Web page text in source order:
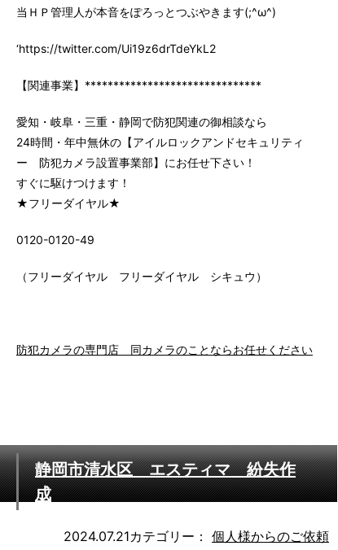
当ＨＰ管理人が本音をぽろっとつぶやきます(;^ω^)
‘https://twitter.com/Ui19z6drTdeYkL2
【関連事業】*******************************
愛知・岐阜・三重・静岡で防犯関連の御相談なら
24時間・年中無休の【アイルロックアンドセキュリティ
ー 防犯カメラ設置事業部】にお任せ下さい！
すぐに駆けつけます！
★フリーダイヤル★
0120-0120-49
（フリーダイヤル フリーダイヤル シキュウ）
防犯カメラの専門店 同カメラのことならお任せください
静岡市清水区 エスティマ 紛失作
成
2024.07.21カテゴリー： 個人様からのご依頼